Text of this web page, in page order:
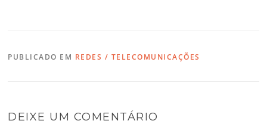
PUBLICADO EM REDES / TELECOMUNICAÇÕES
DEIXE UM COMENTÁRIO